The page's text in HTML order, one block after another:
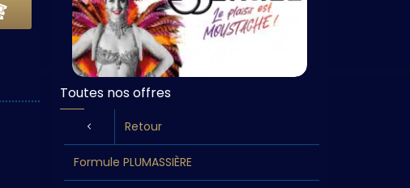
Toutes nos offres
Retour
Formule PLUMASSIÈRE